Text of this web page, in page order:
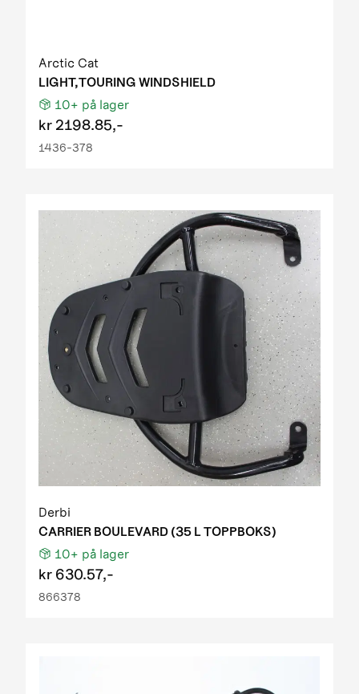
Arctic Cat
LIGHT,TOURING WINDSHIELD
10+ på lager
kr 2198.85,-
1436-378
Derbi
CARRIER BOULEVARD (35 L TOPPBOKS)
10+ på lager
kr 630.57,-
866378